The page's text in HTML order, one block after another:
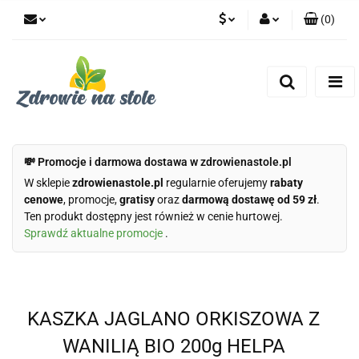
(0)
💸 Promocje i darmowa dostawa w zdrowienastole.pl
W sklepiezdrowienastole.pl regularnie oferujemyrabaty
cenowe, promocje,gratisyorazdarmową dostawę od 59 zł.
Ten produkt dostępny jest również w cenie hurtowej.
Sprawdź aktualne promocje .
KASZKA JAGLANO ORKISZOWA Z
WANILIĄ BIO 200g HELPA